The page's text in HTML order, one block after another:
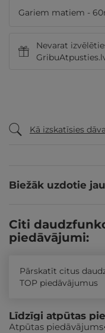
Gariem matiem -
Nevarat
Kā izskatīsies
Biežāk uzdotie
Atpūtas piedāvājums
Citi
piedāvājumi:
Pārskatīt citus
TOP piedāvājumus
Līdzīgi atpūtas